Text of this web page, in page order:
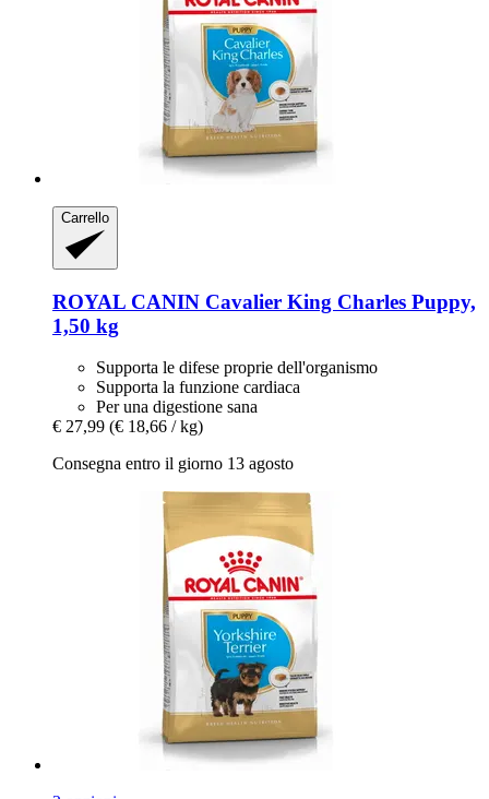
Carrello
ROYAL CANIN Cavalier King Charles Puppy,
1,50 kg
Supporta le difese proprie dell'organismo
Supporta la funzione cardiaca
Per una digestione sana
€ 27,99 (€ 18,66 / kg)
Consegna entro il giorno 13 agosto